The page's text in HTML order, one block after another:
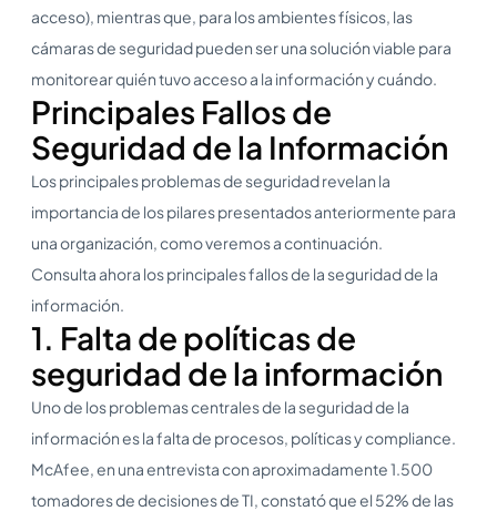
acceso), mientras que, para los ambientes físicos, las
cámaras de seguridad pueden ser una solución viable para
monitorear quién tuvo acceso a la información y cuándo.
Principales Fallos de
Seguridad de la Información
Los principales problemas de seguridad revelan la
importancia de los pilares presentados anteriormente para
una organización, como veremos a continuación.
Consulta ahora los principales fallos de la seguridad de la
información.
1. Falta de políticas de
seguridad de la información
Uno de los problemas centrales de la seguridad de la
información es la falta de procesos, políticas y compliance.
McAfee, en una entrevista con aproximadamente 1.500
tomadores de decisiones de TI, constató que el 52% de las